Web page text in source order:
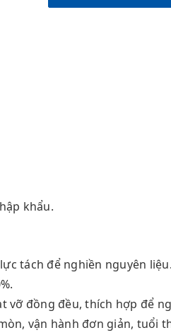
khẩu.
tách để nghiền nguyên
đồng đều, thích hợp để
vận hành đơn giản, tuổi